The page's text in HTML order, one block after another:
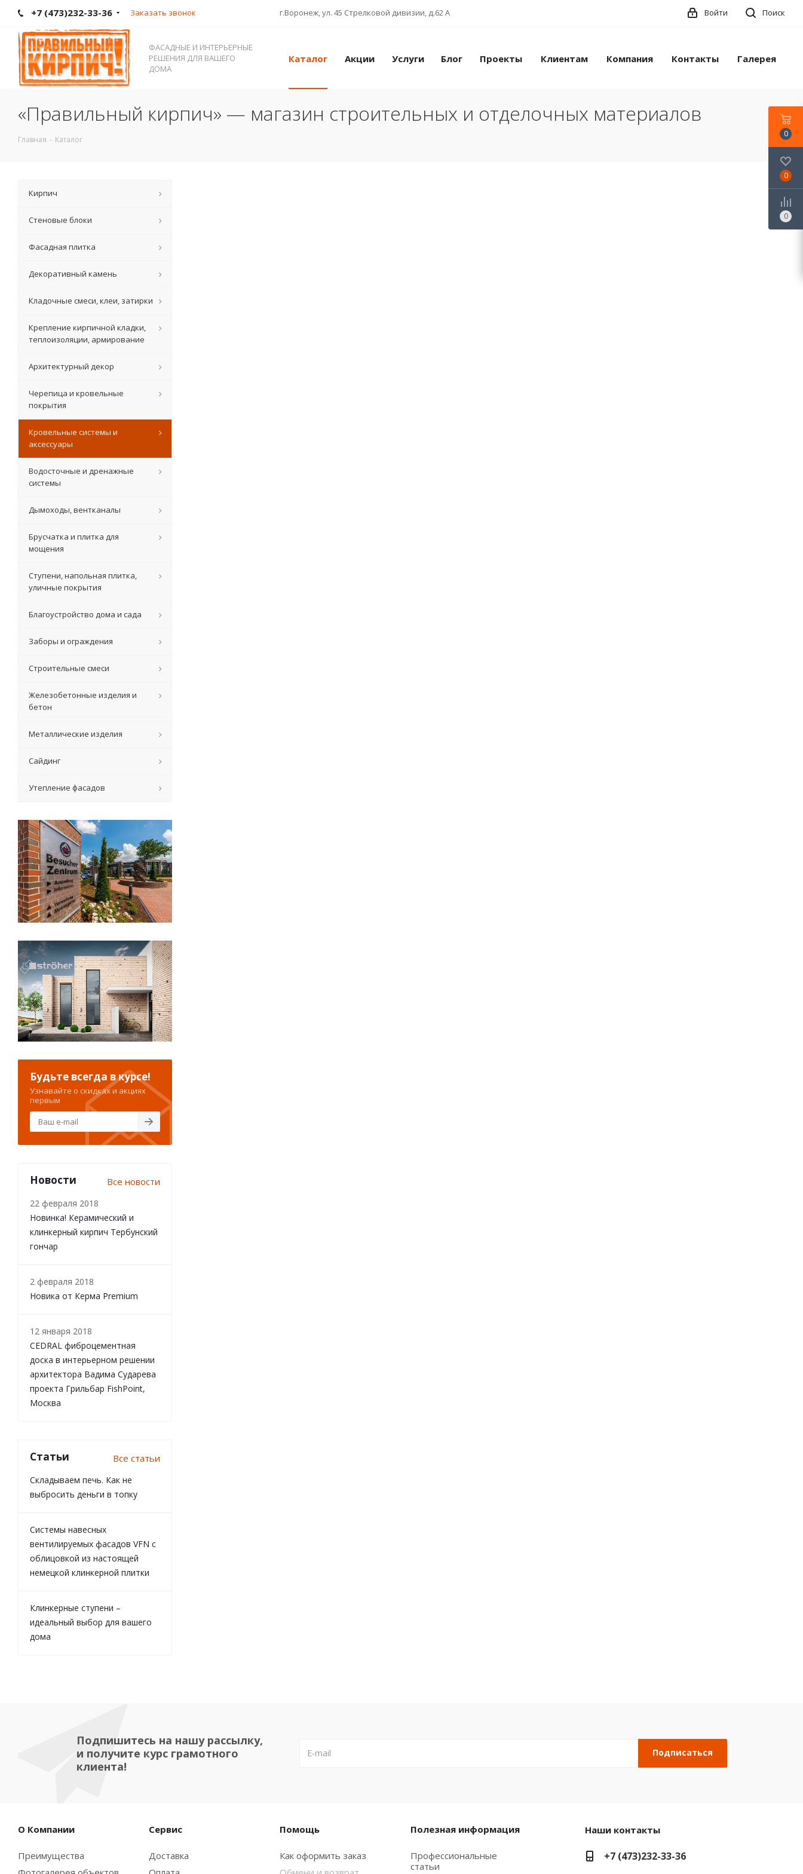
+7 (473)232-33-36 Заказать звонок г.Воронеж, ул. 45 Стрелковой дивизии, д.62 А Поиск
Войти
ФАСАДНЫЕ И ИНТЕРЬЕРНЫЕ
РЕШЕНИЯ ДЛЯ ВАШЕГО
ДОМА
Каталог Акции Услуги Блог Проекты Клиентам Компания Контакты Галерея
«Правильный кирпич» — магазин строительных и отделочных материалов
Главная - Каталог
Кирпич
Стеновые блоки
Фасадная плитка
Декоративный камень
Кладочные смеси, клеи, затирки
Крепление кирпичной кладки,
теплоизоляции, армирование
Архитектурный декор
Черепица и кровельные
покрытия
Кровельные системы и
аксессуары
Водосточные и дренажные
системы
Дымоходы, вентканалы
Брусчатка и плитка для
мощения
Ступени, напольная плитка,
уличные покрытия
Благоустройство дома и сада
Заборы и ограждения
Строительные смеси
Железобетонные изделия и
бетон
Металлические изделия
Сайдинг
Утепление фасадов
Будьте всегда в курсе!
Узнавайте о скидках и акциях
первым
Новости Все новости
22 февраля 2018
Новинка! Керамический и
клинкерный кирпич Тербунский
гончар
2 февраля 2018
Новика от Керма Premium
12 января 2018
CEDRAL фиброцементная
доска в интерьерном решении
архитектора Вадима Сударева
проекта Грильбар FishPoint,
Москва
Статьи Все статьи
Складываем печь. Как не
выбросить деньги в топку
Системы навесных
вентилируемых фасадов VFN с
облицовкой из настоящей
немецкой клинкерной плитки
Клинкерные ступени –
идеальный выбор для вашего
дома
Подпишитесь на нашу рассылку,
и получите курс грамотного
клиента!
О Компании
Преимущества
Сервис
Доставка
Помощь
Как оформить заказ
Полезная информация
Профессиональные
статьи
Наши контакты
+7 (473)232-33-36
0
0
0